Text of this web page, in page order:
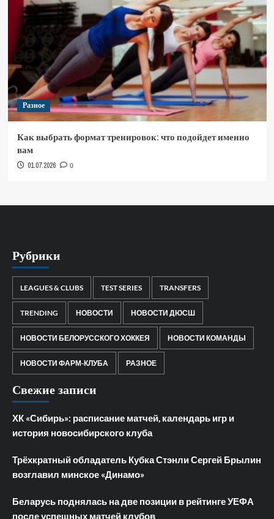
Разное
Как выбрать формат тренировок: что подойдет именно
вам
01.07.2026 0
Рубрики
LEAGUES & CLUBS TEST SERIES TRANSFERS
TRENDING НОВОСТИ НОВОСТИ ДЮСШ
НОВОСТИ БЕЛОРУССКОГО ХОККЕЯ НОВОСТИ КОМАНДЫ
НОВОСТИ ФАРМ-КЛУБА РАЗНОЕ
Свежие записи
ХК «Сибирь»: расписание матчей, календарь игр и
история новосибирского клуба
Трёхкратный обладатель Кубка Стэнли Сергей Брылин
возглавил минское «Динамо»
Беларусь поднялась на две позиции в рейтинге УЕФА
после успешных матчей клубов